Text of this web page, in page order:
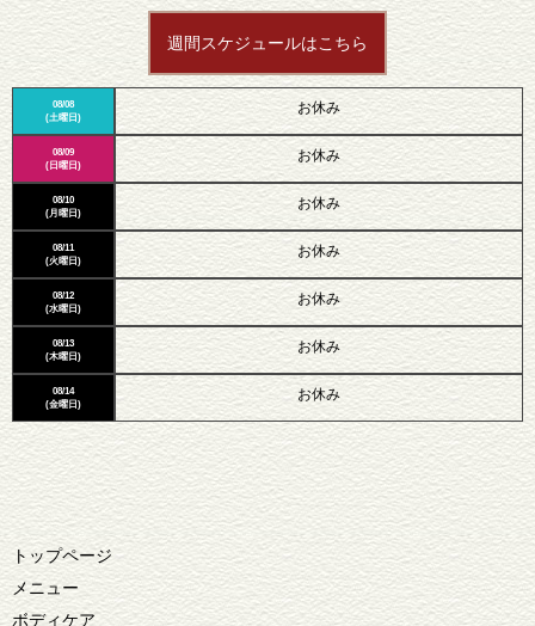
週間スケジュールはこちら
08/08
(土曜日)
08/09
(日曜日)
08/10
(月曜日)
08/11
(火曜日)
08/12
(水曜日)
08/13
(木曜日)
08/14
(金曜日)
お休み
お休み
お休み
お休み
お休み
お休み
お休み
トップページ
メニュー
ボディケア